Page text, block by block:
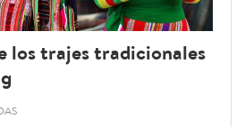
los trajes tradicionales